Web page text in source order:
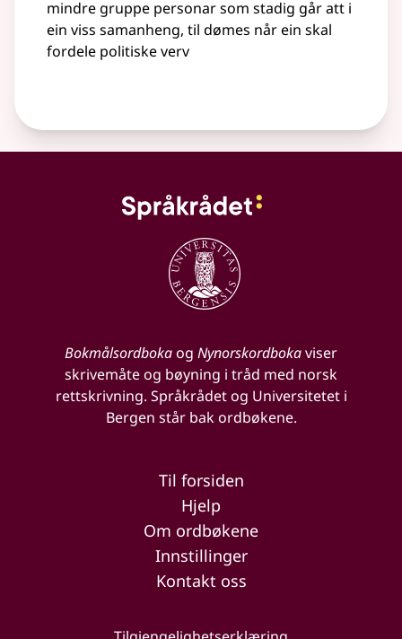
mindre gruppe personar som stadig går att i
ein viss samanheng, til dømes når ein skal
fordele politiske verv
Bokmålsordbokaog Nynorskordbokaviser
skrivemåte og bøyning i tråd med norsk
rettskrivning. Språkrådet og Universitetet i
Bergen står bak ordbøkene.
Til forsiden
Hjelp
Om ordbøkene
Innstillinger
Kontakt oss